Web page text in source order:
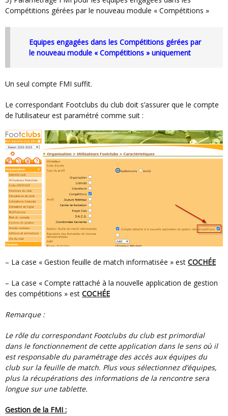
Compétitions gérées par le nouveau module « Compétitions »
Equipes engagées dans les Compétitions gérées par
le nouveau module « Compétitions » uniquement
Un seul compte FMI suffit.
Le correspondant Footclubs du club doit s’assurer que le compte
de l’utilisateur est paramétré comme suit :
– La case « Gestion feuille de match informatisée » est COCHÉE
– La case « Compte rattaché à la nouvelle application de gestion
des compétitions » est COCHÉE
Remarque :
Le rôle du correspondant Footclubs du club est primordial
dans le fonctionnement de cette application dans le sens où il
est responsable du paramétrage des accès aux équipes du
club sur la feuille de match. Plus vous sélectionnez d’équipes,
plus la récupérations des informations de la rencontre sera
longue sur une tablette.
Gestion de la FMI :